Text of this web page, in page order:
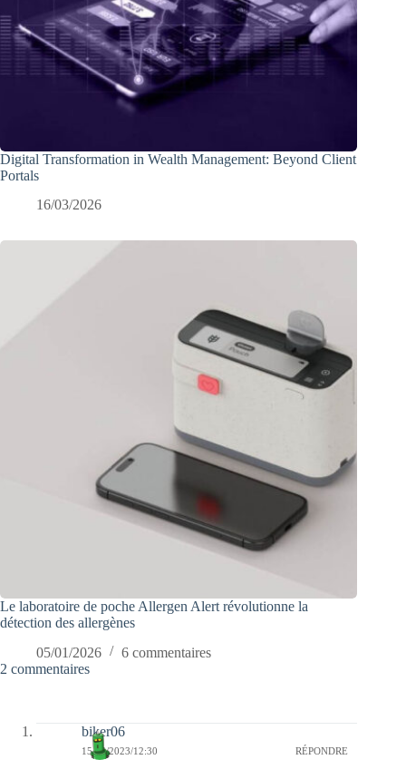
Digital Transformation in Wealth Management: Beyond Client
Portals
16/03/2026
Le laboratoire de poche Allergen Alert révolutionne la
détection des allergènes
05/01/2026
6 commentaires
2 commentaires
biker06
15/05/2023/12:30 RÉPONDRE